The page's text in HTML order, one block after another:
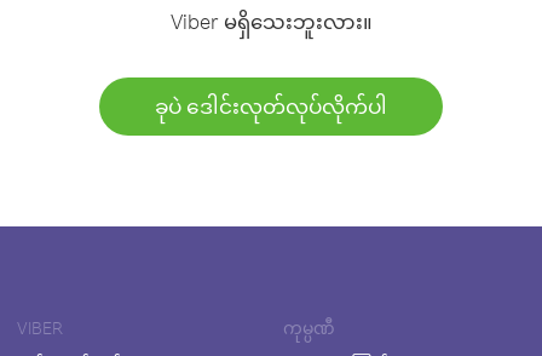
Viber မရှိသေးဘူးလား။
ခုပဲ ဒေါင်းလုတ်လုပ်လိုက်ပါ
VIBER ကုမ္ပဏီ